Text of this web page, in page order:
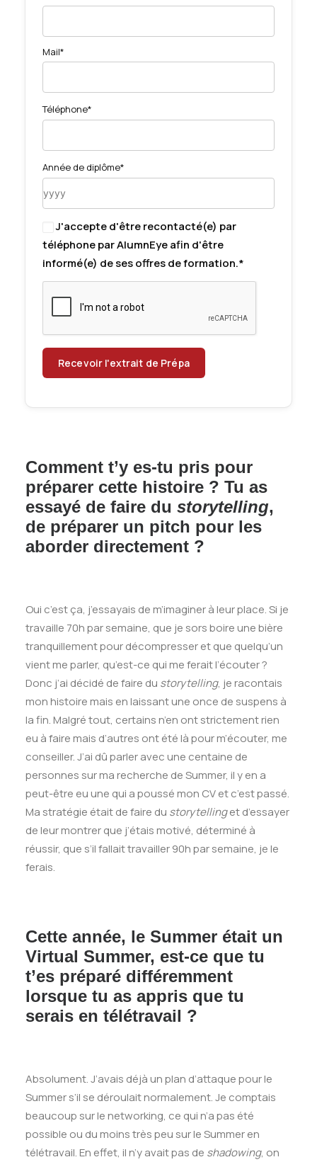
Mail*
Téléphone*
Année de diplôme*
J'accepte d'être recontacté(e) par
téléphone par AlumnEye afin d'être
informé(e) de ses offres de formation.*
Comment t’y es-tu pris pour
préparer cette histoire ? Tu as
essayé de faire du storytelling,
de préparer un pitch pour les
aborder directement ?
Oui c’est ça, j’essayais de m’imaginer à leur place. Si je
travaille 70h par semaine, que je sors boire une bière
tranquillement pour décompresser et que quelqu’un
vient me parler, qu’est-ce qui me ferait l’écouter ?
Donc j’ai décidé de faire du storytelling, je racontais
mon histoire mais en laissant une once de suspens à
la fin. Malgré tout, certains n’en ont strictement rien
eu à faire mais d’autres ont été là pour m’écouter, me
conseiller. J’ai dû parler avec une centaine de
personnes sur ma recherche de Summer, il y en a
peut-être eu une qui a poussé mon CV et c’est passé.
Ma stratégie était de faire du storytellinget d’essayer
de leur montrer que j’étais motivé, déterminé à
réussir, que s’il fallait travailler 90h par semaine, je le
ferais.
Cette année, le Summer était un
Virtual Summer, est-ce que tu
t’es préparé différemment
lorsque tu as appris que tu
serais en télétravail ?
Absolument. J’avais déjà un plan d’attaque pour le
Summer s’il se déroulait normalement. Je comptais
beaucoup sur le networking, ce qui n’a pas été
possible ou du moins très peu sur le Summer en
télétravail. En effet, il n’y avait pas de shadowing, on